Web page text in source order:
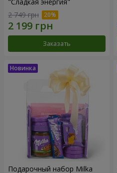
2 749 грн
Заказать
Подарочный набор Milka